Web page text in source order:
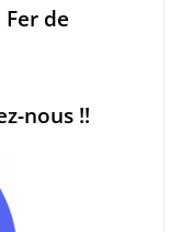
Fer de
nous !!